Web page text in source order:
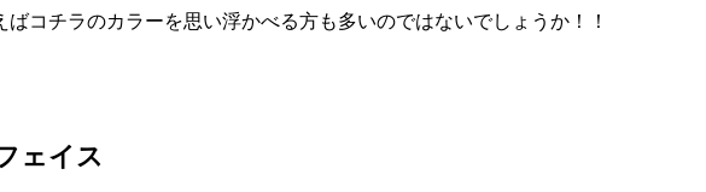
コチラのカラーを思い浮かべる方も多いのではないでしょうか！！
ェイス